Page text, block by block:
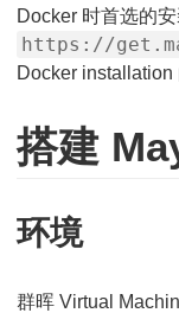
Docker 时首选的
https://
Docker installation
搭建
环境
群晖 Virtual